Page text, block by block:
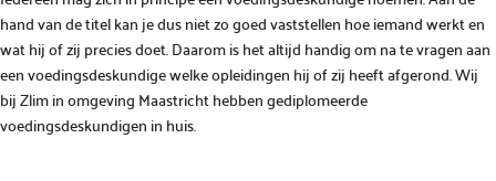
hand van de titel kan je dus niet zo goed vaststellen hoe iemand werkt en
wat hij of zij precies doet. Daarom is het altijd handig om na te vragen aan
een voedingsdeskundige welke opleidingen hij of zij heeft afgerond. Wij
bij Zlim in omgeving Maastricht hebben gediplomeerde
voedingsdeskundigen in huis.